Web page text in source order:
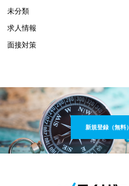
未分類
求人情報
面接対策
新規登録（無料）